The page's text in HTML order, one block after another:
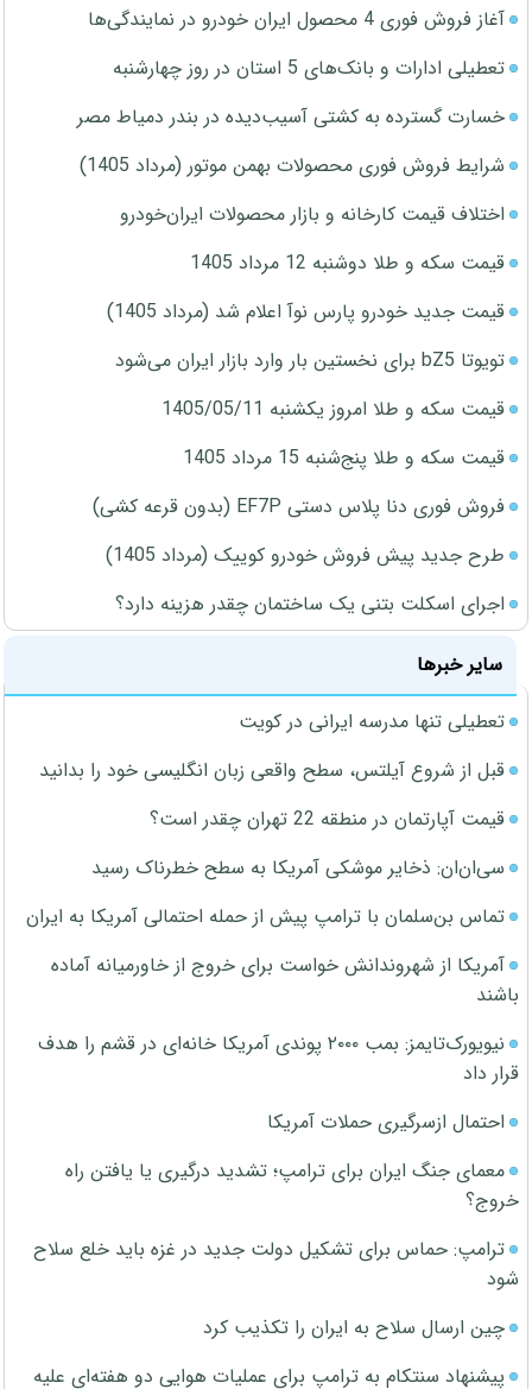
آغاز فروش فوری 4 محصول ایران خودرو در نمایندگی‌ها
تعطیلی ادارات و بانک‌های 5 استان در روز چهارشنبه
خسارت گسترده به کشتی آسیب‌دیده در بندر دمیاط مصر
شرایط فروش فوری محصولات بهمن موتور (مرداد 1405)
اختلاف قیمت کارخانه و بازار محصولات ایران‌خودرو
قیمت سکه و طلا دوشنبه 12 مرداد 1405
قیمت جدید خودرو پارس نوآ اعلام شد (مرداد 1405)
تویوتا bZ5 برای نخستین بار وارد بازار ایران می‌شود
قیمت سکه و طلا امروز یکشنبه 1405/05/11
قیمت سکه و طلا پنج‌شنبه 15 مرداد 1405
فروش فوری دنا پلاس دستی EF7P (بدون قرعه کشی)
طرح جدید پیش فروش خودرو کوییک (مرداد 1405)
اجرای اسکلت بتنی یک ساختمان چقدر هزینه دارد؟
سایر خبرها
تعطیلی تنها مدرسه ایرانی در کویت
قبل از شروع آیلتس، سطح واقعی زبان انگلیسی خود را بدانید
قیمت آپارتمان در منطقه 22 تهران چقدر است؟
سی‌ان‌ان: ذخایر موشکی آمریکا به سطح خطرناک رسید
تماس بن‌سلمان با ترامپ پیش از حمله احتمالی آمریکا به ایران
آمریکا از شهروندانش خواست برای خروج از خاورمیانه آماده
باشند
نیویورک‌تایمز: بمب ۲۰۰۰ پوندی آمریکا خانه‌ای در قشم را هدف
قرار داد
احتمال ازسرگیری حملات آمریکا
معمای جنگ ایران برای ترامپ؛ تشدید درگیری یا یافتن راه
خروج؟
ترامپ: حماس برای تشکیل دولت جدید در غزه باید خلع سلاح
شود
چین ارسال سلاح به ایران را تکذیب کرد
پیشنهاد سنتکام به ترامپ برای عملیات هوایی دو هفته‌ای علیه